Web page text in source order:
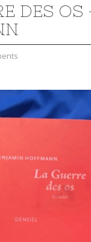
DES